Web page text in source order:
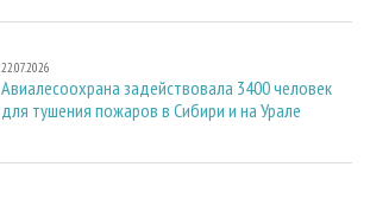
22.07.2026
Авиалесоохрана задействовала 3400 человек
для тушения пожаров в Сибири и на Урале